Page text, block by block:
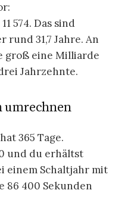
574. Das sind
rund 31,7 Jahre. An
groß eine Milliarde
Jahrzehnte.
umrechnen
365 Tage.
und du erhältst
einem Schaltjahr mit
86 400 Sekunden